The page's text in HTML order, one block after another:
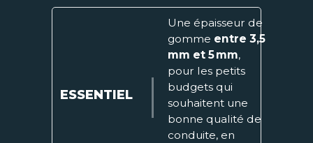
ESSENTIEL
Une épaisseur de
gomme entre 3,5
mm et 5 mm,
pour les petits
budgets qui
souhaitent une
bonne qualité de
conduite, en